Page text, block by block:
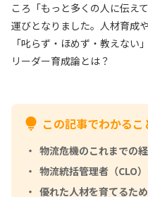
ころ「もっと多くの人に伝え
運びとなりました。人材育成
「叱らず・ほめず・教えない
リーダー育成論とは？
この記事でわかるこ
物流危機のこれまでの
物流統括管理者（CLO
優れた人材を育てるた